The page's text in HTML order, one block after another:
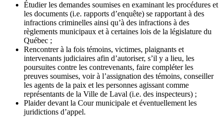
Étudier les demandes soumises en examinant les procédures et
les documents (i.e. rapports d’enquête) se rapportant à des
infractions criminelles ainsi qu’à des infractions à des
règlements municipaux et à certaines lois de la législature du
Québec ;
Rencontrer à la fois témoins, victimes, plaignants et
intervenants judiciaires afin d’autoriser, s’il y a lieu, les
poursuites contre les contrevenants, faire compléter les
preuves soumises, voir à l’assignation des témoins, conseiller
les agents de la paix et les personnes agissant comme
représentants de la Ville de Laval (i.e. des inspecteurs) ;
Plaider devant la Cour municipale et éventuellement les
juridictions d’appel.